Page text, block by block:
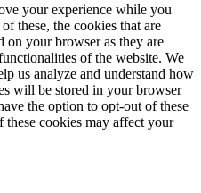
your experience while you
these, the cookies that are
on your browser as they are
of the website. We
us analyze and understand how
will be stored in your browser
the option to opt-out of these
cookies may affect your